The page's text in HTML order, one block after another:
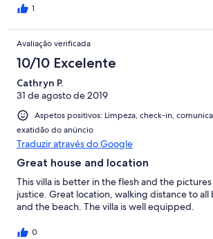
1
Avaliação verificada
10/10 Excelente
Cathryn P.
31 de agosto de 2019
Aspetos positivos: Limpeza, check-in,
exatidão do anúncio
Traduzir através do Google
Great house and location
This villa is better in the flesh and the
justice. Great location, walking distance to all
and the beach. The villa is well equipped.
0